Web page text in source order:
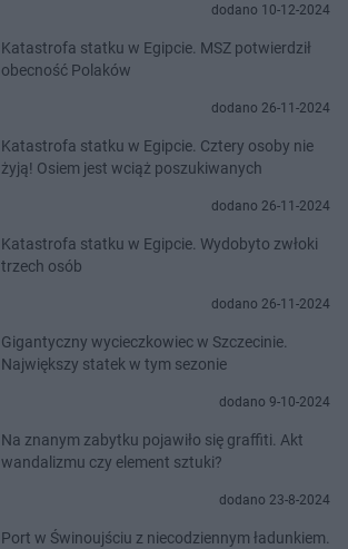
dodano 10-12-2024
Katastrofa statku w Egipcie. MSZ potwierdził
obecność Polaków
dodano 26-11-2024
Katastrofa statku w Egipcie. Cztery osoby nie
żyją! Osiem jest wciąż poszukiwanych
dodano 26-11-2024
Katastrofa statku w Egipcie. Wydobyto zwłoki
trzech osób
dodano 26-11-2024
Gigantyczny wycieczkowiec w Szczecinie.
Największy statek w tym sezonie
dodano 9-10-2024
Na znanym zabytku pojawiło się graffiti. Akt
wandalizmu czy element sztuki?
dodano 23-8-2024
Port w Świnoujściu z niecodziennym ładunkiem.